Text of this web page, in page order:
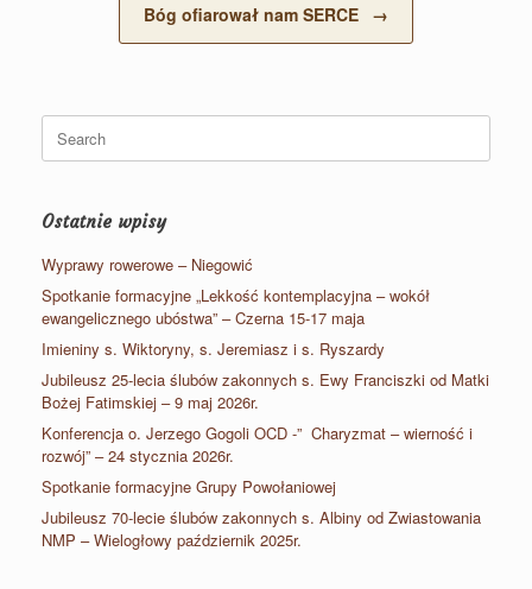
Bóg ofiarował nam SERCE →
Search
for:
Ostatnie wpisy
Wyprawy rowerowe – Niegowić
Spotkanie formacyjne „Lekkość kontemplacyjna – wokół
ewangelicznego ubóstwa” – Czerna 15-17 maja
Imieniny s. Wiktoryny, s. Jeremiasz i s. Ryszardy
Jubileusz 25-lecia ślubów zakonnych s. Ewy Franciszki od Matki
Bożej Fatimskiej – 9 maj 2026r.
Konferencja o. Jerzego Gogoli OCD -” Charyzmat – wierność i
rozwój” – 24 stycznia 2026r.
Spotkanie formacyjne Grupy Powołaniowej
Jubileusz 70-lecie ślubów zakonnych s. Albiny od Zwiastowania
NMP – Wielogłowy październik 2025r.